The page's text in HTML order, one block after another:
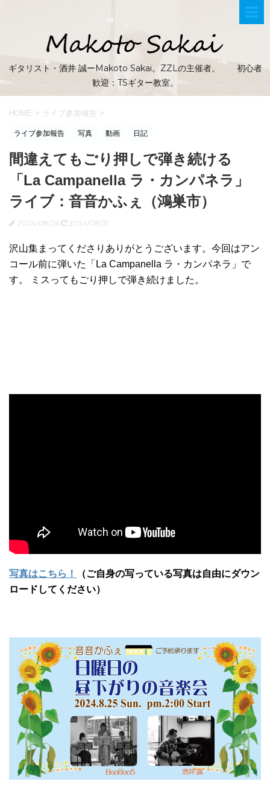
ギタリスト・酒井 誠ーMakoto Sakai。ZZLの主催者。 初心者
歓迎：TSギター教室。
HOME > ライブ参加報告 >
ライブ参加報告 写真 動画 日記
間違えてもごり押しで弾き続ける
「La Campanella ラ・カンパネラ」
ライブ：音音かふぇ（鴻巣市）
2024/08/26 2024/08/31
沢山集まってくださりありがとうございます。今回はアン
コール前に弾いた「La Campanella ラ・カンパネラ」で
す。 ミスってもごり押しで弾き続けました。
写真はこちら！
（ご自身の写っている写真は自由にダウン
ロードしてください）